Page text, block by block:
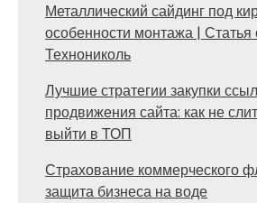
Металлический сайдинг под
особенности монтажа | Статья
Технониколь
Лучшие стратегии закупки
продвижения сайта: как не
выйти в ТОП
Страхование коммерческого
защита бизнеса на воде